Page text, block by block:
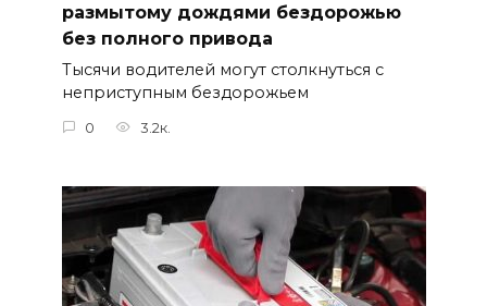
размытому дождями бездорожью
без полного привода
Тысячи водителей могут столкнуться с
неприступным бездорожьем
0 3.2к.